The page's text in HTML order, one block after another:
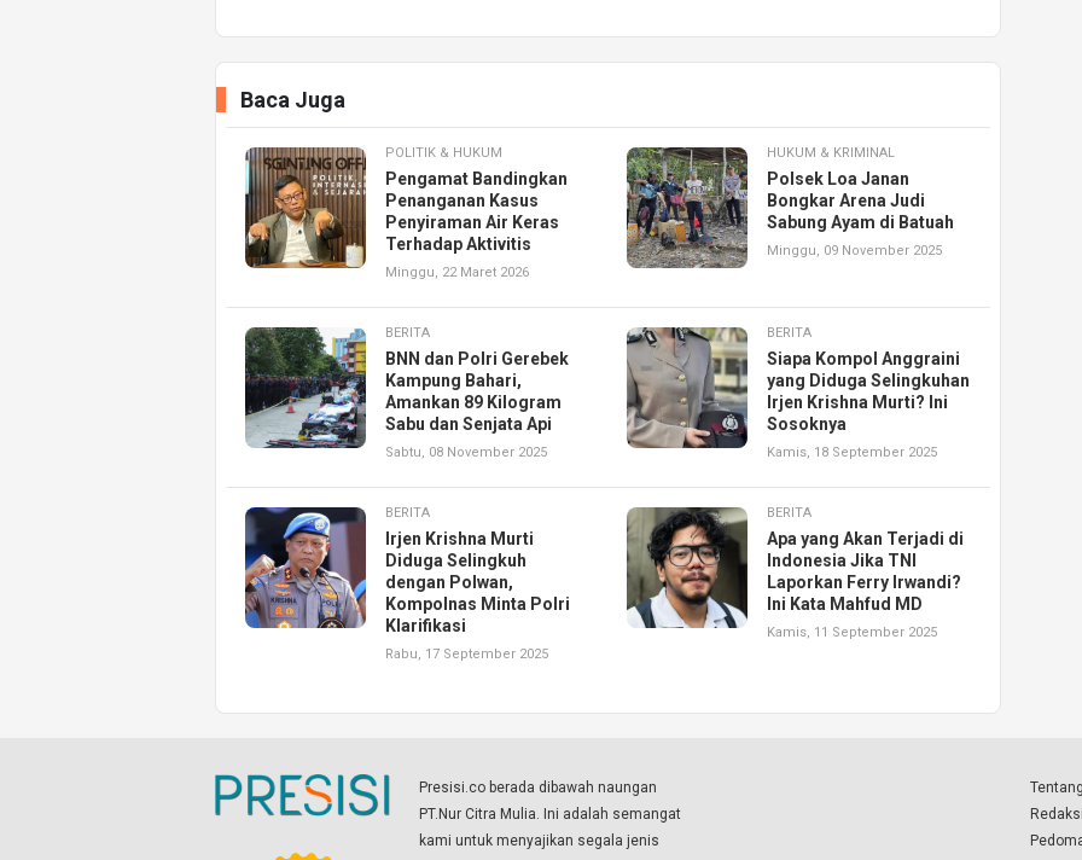
Baca Juga
POLITIK & HUKUM
Pengamat Bandingkan
Penanganan Kasus
Penyiraman Air Keras
Terhadap Aktivitis
Minggu, 22 Maret 2026
HUKUM & KRIMINAL
Polsek Loa Janan
Bongkar Arena Judi
Sabung Ayam di Batuah
Minggu, 09 November 2025
BERITA
BNN dan Polri Gerebek
Kampung Bahari,
Amankan 89 Kilogram
Sabu dan Senjata Api
Sabtu, 08 November 2025
BERITA
Siapa Kompol Anggraini
yang Diduga Selingkuhan
Irjen Krishna Murti? Ini
Sosoknya
Kamis, 18 September 2025
BERITA
Irjen Krishna Murti
Diduga Selingkuh
dengan Polwan,
Kompolnas Minta Polri
Klarifikasi
Rabu, 17 September 2025
BERITA
Apa yang Akan Terjadi di
Indonesia Jika TNI
Laporkan Ferry Irwandi?
Ini Kata Mahfud MD
Kamis, 11 September 2025
Presisi.co berada dibawah naungan
PT.Nur Citra Mulia. Ini adalah semangat
kami untuk menyajikan segala jenis
Redaksi